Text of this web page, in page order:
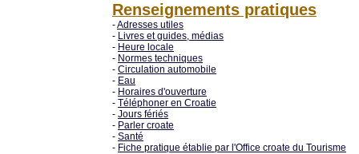
Renseignements pratiques
-Adresses utiles
- Livres et guides, médias
- Heure locale
- Normes techniques
- Circulation automobile
- Eau
- Horaires d'ouverture
- Téléphoner en Croatie
- Jours fériés
- Parler croate
- Santé
- Fiche pratique établie par l'Office croate du Tourisme